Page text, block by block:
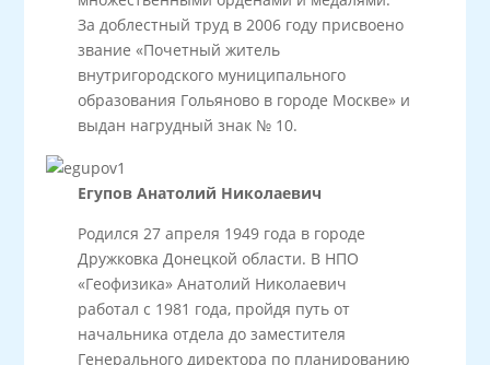
За доблестный труд в 2006 году присвоено
звание «Почетный житель
внутригородского муниципального
образования Гольяново в городе Москве» и
выдан нагрудный знак № 10.
Егупов Анатолий Николаевич
Родился 27 апреля 1949 года в городе
Дружковка Донецкой области. В НПО
«Геофизика» Анатолий Николаевич
работал с 1981 года, пройдя путь от
начальника отдела до заместителя
Генерального директора по планированию